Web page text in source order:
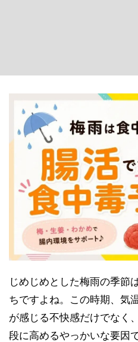
じめじめとした梅雨の季節
ちですよね。この時期、気
が感じる不快感だけでなく
段に高めるやっかいな要因